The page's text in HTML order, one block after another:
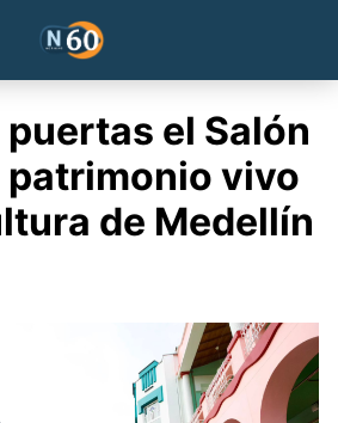
el Salón
patrimonio vivo
de Medellín